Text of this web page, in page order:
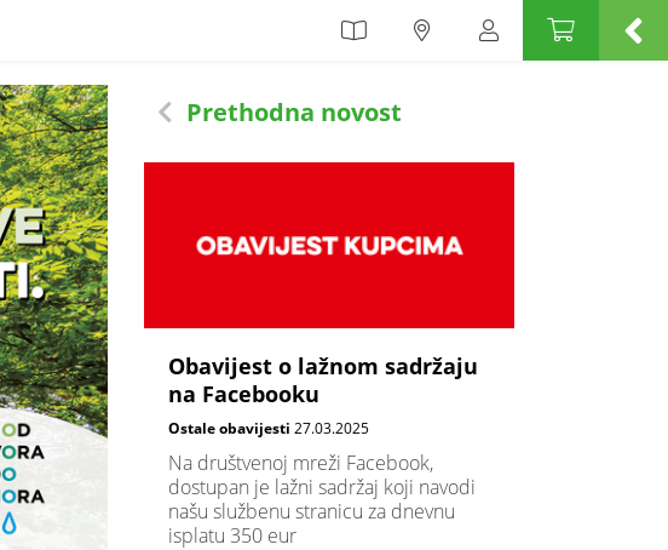
Prethodna novost
Obavijest o lažnom sadržaju
na Facebooku
Ostale obavijesti 27.03.2025
Na društvenoj mreži Facebook,
dostupan je lažni sadržaj koji navodi
našu službenu stranicu za dnevnu
isplatu 350 eur